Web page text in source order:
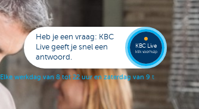
Heb je een vraag: KBC
Live geeft je snel een
antwoord.
Elke werkdag van 8 tot 22 uur en zaterdag van 9 to
7
u
KBC Live
klik voor hulp
Laat je